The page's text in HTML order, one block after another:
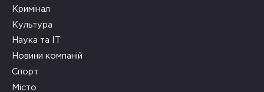
Кримінал
Культура
Наука та ІТ
Новини компаній
Спорт
Місто